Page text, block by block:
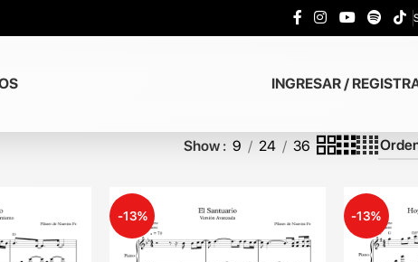
INGRESAR /
Show 9 24 36
-13% -13%